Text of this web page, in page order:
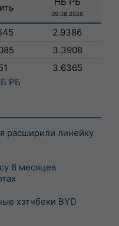
09.08.2026
2.9386
3.3908
3.6365
РБ
расширили линейку
6 месяцев
хэтчбеки BYD